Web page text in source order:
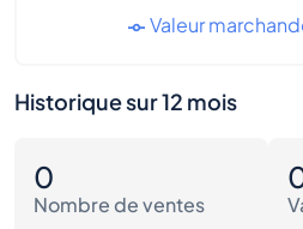
Valeur
Historique sur 12 mois
0
Nombre de ventes